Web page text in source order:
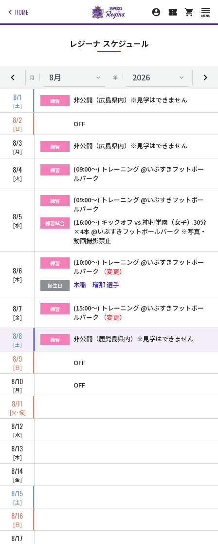
HOME
レジーナ スケジュール
月 年
8/1
土
練習 非公開（広島県内）※見学はできません
8/2
日 OFF
8/3
月
練習 非公開（広島県内）※見学はできません
8/4
火
練習
(09:00〜) トレーニング @いぶすきフットボー
ルパーク
8/5
水
練習
(09:00〜) トレーニング @いぶすきフットボー
ルパーク
練習試合
(16:00〜) キックオフ vs.神村学園（女子）30分
×4本 @いぶすきフットボールパーク ※写真・
動画撮影禁止
8/6
木
練習
(10:00〜) トレーニング @いぶすきフットボー
ルパーク
（変更）
誕生日 木稲 瑠那 選手
8/7
金
練習
(15:00〜) トレーニング @いぶすきフットボー
ルパーク
（変更）
8/8
土
練習 非公開（鹿児島県内）※見学はできません
8/9
日 OFF
8/10
月 OFF
8/11
火･祝
8/12
水
8/13
木
8/14
金
8/15
土
8/16
日
8/17